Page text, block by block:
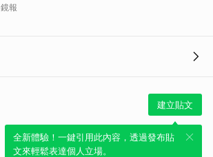
鏡報
建立貼文
全新體驗！一鍵引用此內容，透過發布貼
文來輕鬆表達個人立場。